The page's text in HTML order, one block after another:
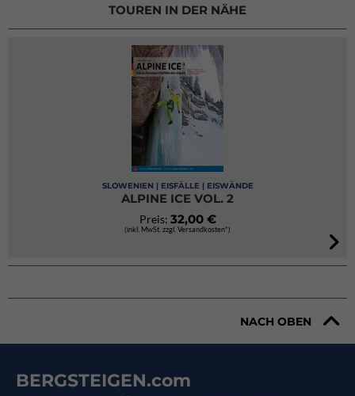
TOUREN IN DER NÄHE
SLOWENIEN | EISFÄLLE | EISWÄNDE
ALPINE ICE VOL. 2
Preis: 32,00 €
(inkl. MwSt. zzgl. Versandkosten*)
NACH OBEN
BERGSTEIGEN.com